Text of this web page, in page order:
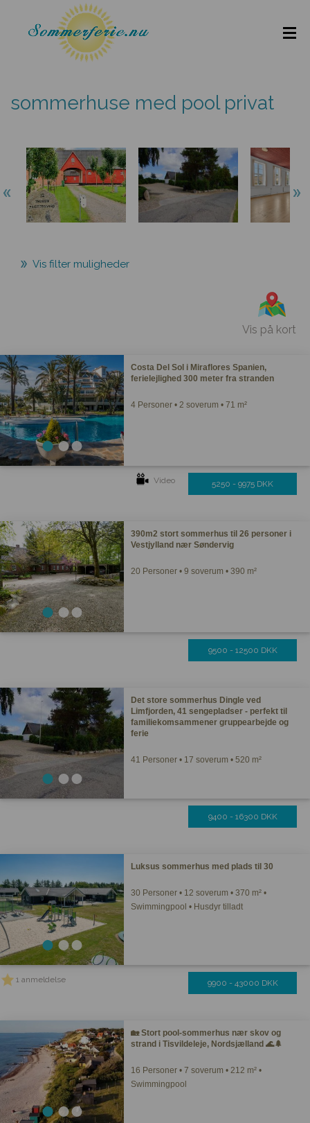
sommerhuse med pool privat
Vis filter muligheder
Vis på kort
Costa Del Sol i Miraflores Spanien,
ferielejlighed 300 meter fra stranden
4 Personer • 2 soverum • 71 m²
Video 5250 - 9975 DKK
390m2 stort sommerhus til 26 personer i
Vestjylland nær Søndervig
20 Personer • 9 soverum • 390 m²
9500 - 12500 DKK
Det store sommerhus Dingle ved
Limfjorden, 41 sengepladser - perfekt til
familiekomsammener gruppearbejde og
ferie
41 Personer • 17 soverum • 520 m²
9400 - 16300 DKK
Luksus sommerhus med plads til 30
30 Personer • 12 soverum • 370 m² •
Swimmingpool • Husdyr tilladt
1 anmeldelse 9900 - 43000 DKK
🏡 Stort pool-sommerhus nær skov og
strand i Tisvildeleje, Nordsjælland 🌊🌲
16 Personer • 7 soverum • 212 m² •
Swimmingpool